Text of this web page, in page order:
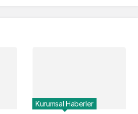
Kurumsal Haberler